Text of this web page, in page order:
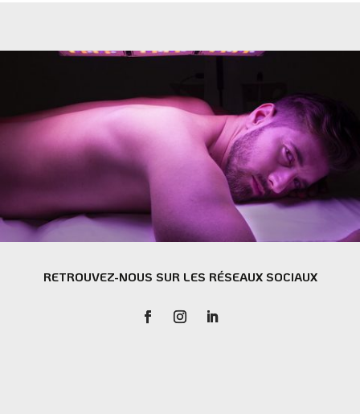
RETROUVEZ-NOUS SUR LES RÉSEAUX SOCIAUX